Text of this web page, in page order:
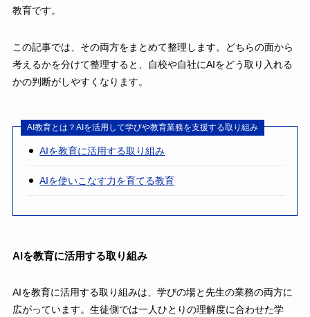
教育です。
この記事では、その両方をまとめて整理します。どちらの面から
考えるかを分けて整理すると、自校や自社にAIをどう取り入れる
かの判断がしやすくなります。
AI教育とは？AIを活用して学びや教育業務を支援する取り組み
AIを教育に活用する取り組み
AIを使いこなす力を育てる教育
AIを教育に活用する取り組み
AIを教育に活用する取り組みは、学びの場と先生の業務の両方に
広がっています。生徒側では一人ひとりの理解度に合わせた学